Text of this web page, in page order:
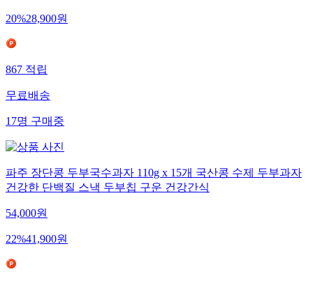
20%28,900원
867 적립
무료배송
17명 구매중
파주 장단콩 두부국수과자 110g x 15개 국산콩 수제 두부과자
건강한 단백질 스낵 두부칩 구운 건강간식
54,000원
22%41,900원